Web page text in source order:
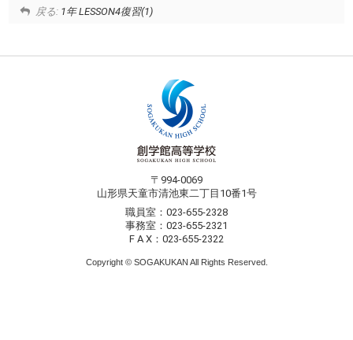
戻る: 1年 LESSON4復習(1)
〒994-0069
山形県天童市清池東二丁目10番1号
職員室：023-655-2328
事務室：023-655-2321
F A X：023-655-2322
Copyright © SOGAKUKAN All Rights Reserved.